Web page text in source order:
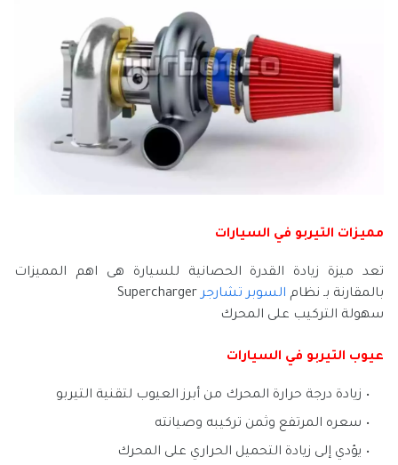
مميزات التيربو في السيارات
تعد ميزة زيادة القدرة الحصانية للسيارة هى اهم المميزات
بالمقارنة بـ نظام السوبر تشارجرSupercharger
سهولة التركيب على المحرك
عيوب التيربو في السيارات
زيادة درجة حرارة المحرك من أبرز العيوب لتقنية التيربو
سعره المرتفع وثمن تركيبه وصيانته
يؤدي إلى زيادة التحميل الحراري على المحرك